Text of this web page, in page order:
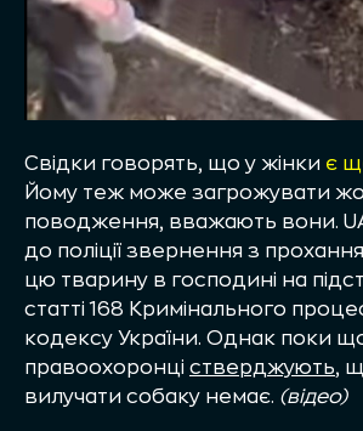
Свідки говорять, що у жінки є
Йому теж може загрожувати
поводження, вважають вони.
до поліції звернення з
цю тварину в господині на
статті 168 Кримінального
кодексу України. Однак поки
правоохоронці стверджують,
вилучати собаку немає. (відео)